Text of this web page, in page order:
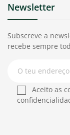
Newsletter
Subscreve a
recebe sempre
Aceito as